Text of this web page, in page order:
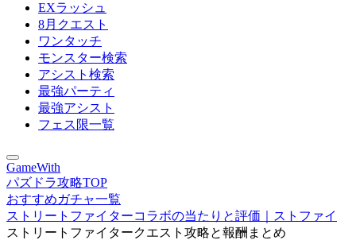
EXラッシュ
8月クエスト
ワンタッチ
モンスター検索
アシスト検索
最強パーティ
最強アシスト
フェス限一覧
GameWith
パズドラ攻略TOP
おすすめガチャ一覧
ストリートファイターコラボの当たりと評価｜ストファイ
ストリートファイタークエスト攻略と報酬まとめ